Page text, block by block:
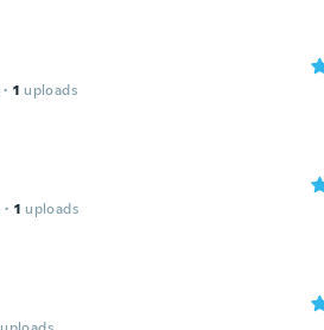
· 1 uploads
· 1 uploads